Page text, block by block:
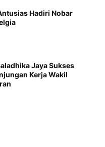
Hadiri Nobar
Jaya Sukses
Kerja Wakil